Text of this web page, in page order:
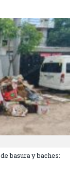
basura y baches: